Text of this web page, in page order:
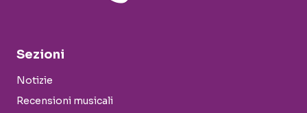
Sezioni
Notizie
Recensioni musicali